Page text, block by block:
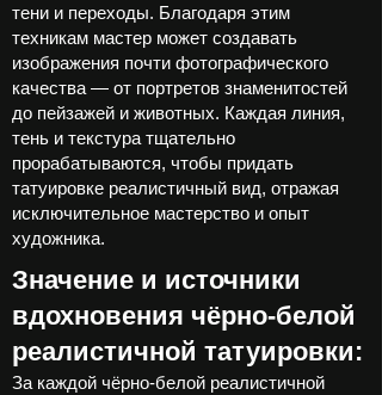
тени и переходы. Благодаря этим
техникам мастер может создавать
изображения почти фотографического
качества — от портретов знаменитостей
до пейзажей и животных. Каждая линия,
тень и текстура тщательно
прорабатываются, чтобы придать
татуировке реалистичный вид, отражая
исключительное мастерство и опыт
художника.
Значение и источники
вдохновения чёрно-белой
реалистичной татуировки:
За каждой чёрно-белой реалистичной